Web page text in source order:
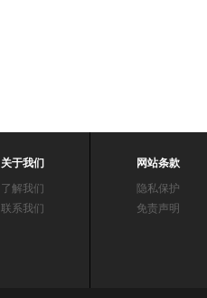
关于我们
了解我们
联系我们
网站条款
隐私保护
免责声明